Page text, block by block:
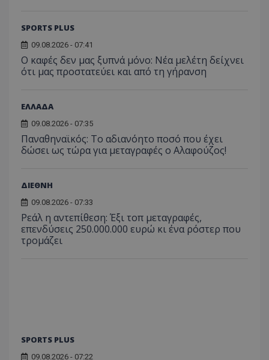
SPORTS PLUS
09.08.2026 - 07:41
Ο καφές δεν μας ξυπνά μόνο: Νέα μελέτη δείχνει
ότι μας προστατεύει και από τη γήρανση
ΕΛΛΑΔΑ
09.08.2026 - 07:35
Παναθηναϊκός: Το αδιανόητο ποσό που έχει
δώσει ως τώρα για μεταγραφές ο Αλαφούζος!
ΔΙΕΘΝΗ
09.08.2026 - 07:33
Ρεάλ η αντεπίθεση: Έξι τοπ μεταγραφές,
επενδύσεις 250.000.000 ευρώ κι ένα ρόστερ που
τρομάζει
SPORTS PLUS
09.08.2026 - 07:22